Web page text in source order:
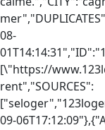
[\"https://